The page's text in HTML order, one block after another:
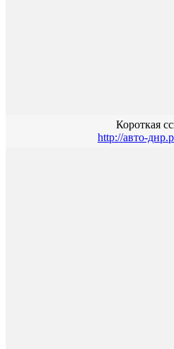
Короткая
http://авто-